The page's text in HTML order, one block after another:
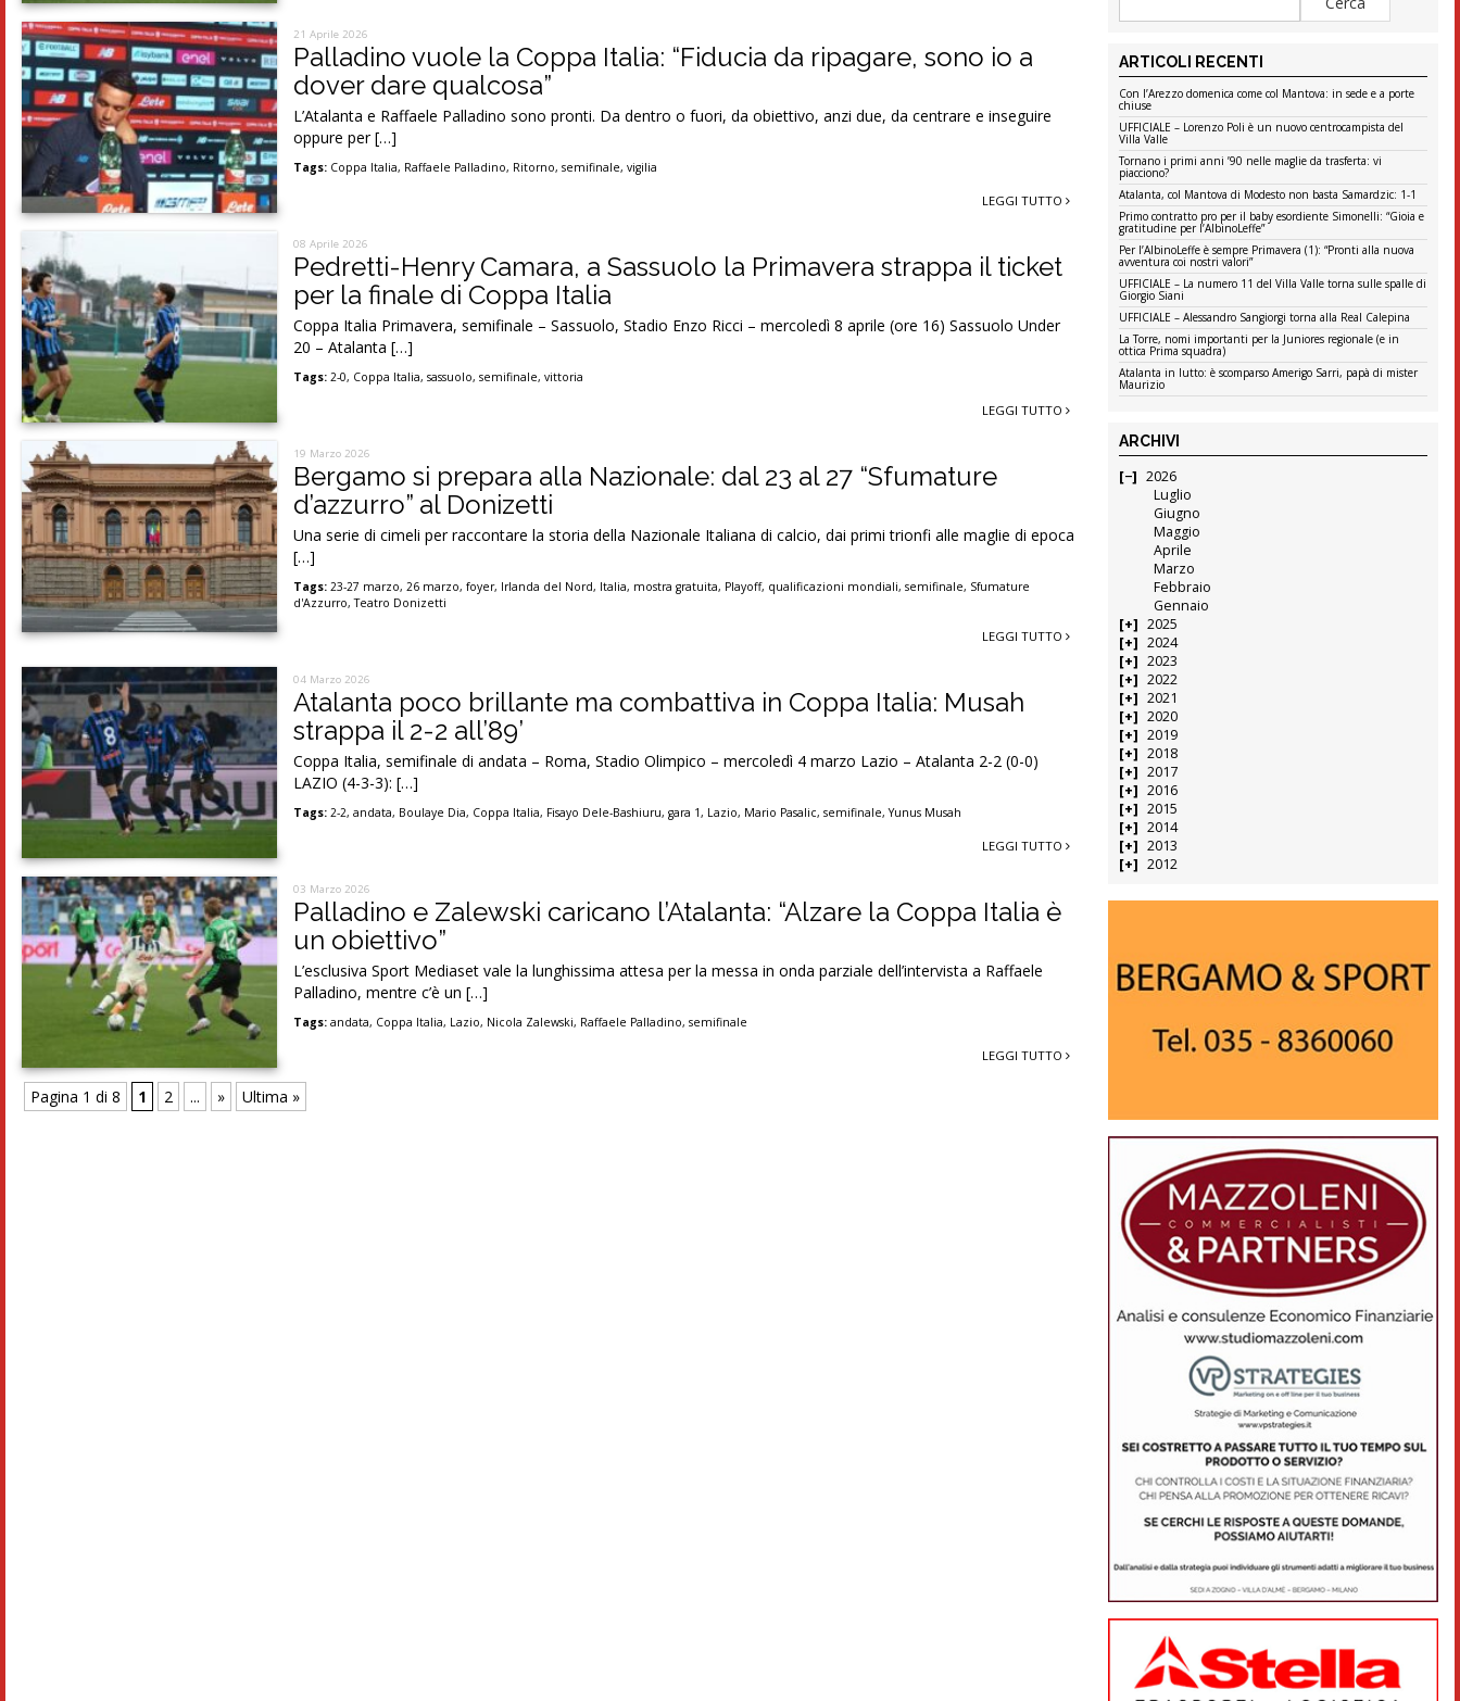
21 Aprile 2026
Palladino vuole la Coppa Italia: “Fiducia da ripagare, sono io a
dover dare qualcosa”
L’Atalanta e Raffaele Palladino sono pronti. Da dentro o fuori, da obiettivo, anzi due, da centrare e inseguire
oppure per […]
Tags: Coppa Italia, Raffaele Palladino, Ritorno,semifinale,vigilia
LEGGI TUTTO
08 Aprile 2026
Pedretti-Henry Camara, a Sassuolo la Primavera strappa il ticket
per la finale di Coppa Italia
Coppa Italia Primavera, semifinale – Sassuolo, Stadio Enzo Ricci – mercoledì 8 aprile (ore 16) Sassuolo Under
20 – Atalanta […]
Tags: 2-0, Coppa Italia,sassuolo,semifinale,vittoria
LEGGI TUTTO
19 Marzo 2026
Bergamo si prepara alla Nazionale: dal 23 al 27 “Sfumature
d’azzurro” al Donizetti
Una serie di cimeli per raccontare la storia della Nazionale Italiana di calcio, dai primi trionfi alle maglie di epoca
[…]
Tags: 23-27 marzo,26 marzo,foyer, Irlanda del Nord, Italia, mostra gratuita, Playoff, qualificazioni mondiali,semifinale, Sfumature
d'Azzurro,Teatro Donizetti
LEGGI TUTTO
04 Marzo 2026
Atalanta poco brillante ma combattiva in Coppa Italia: Musah
strappa il 2-2 all’89’
Coppa Italia, semifinale di andata – Roma, Stadio Olimpico – mercoledì 4 marzo Lazio – Atalanta 2-2 (0-0)
LAZIO (4-3-3): […]
Tags: 2-2,andata, Boulaye Dia, Coppa Italia, Fisayo Dele-Bashiuru,gara 1, Lazio, Mario Pasalic,semifinale,Yunus Musah
LEGGI TUTTO
03 Marzo 2026
Palladino e Zalewski caricano l’Atalanta: “Alzare la Coppa Italia è
un obiettivo”
L’esclusiva Sport Mediaset vale la lunghissima attesa per la messa in onda parziale dell’intervista a Raffaele
Palladino, mentre c’è un […]
Tags: andata, Coppa Italia, Lazio, Nicola Zalewski, Raffaele Palladino,semifinale
LEGGI TUTTO
Pagina 1 di 8 1 2 ... » Ultima »
ARTICOLI RECENTI
Con l’Arezzo domenica come col Mantova: in sede e a porte
chiuse
UFFICIALE – Lorenzo Poli è un nuovo centrocampista del
Villa Valle
Tornano i primi anni ’90 nelle maglie da trasferta: vi
piacciono?
Atalanta, col Mantova di Modesto non basta Samardzic: 1-1
Primo contratto pro per il baby esordiente Simonelli: “Gioia e
gratitudine per l’AlbinoLeffe”
Per l’AlbinoLeffe è sempre Primavera (1): “Pronti alla nuova
avventura coi nostri valori”
UFFICIALE – La numero 11 del Villa Valle torna sulle spalle di
Giorgio Siani
UFFICIALE – Alessandro Sangiorgi torna alla Real Calepina
La Torre, nomi importanti per la Juniores regionale (e in
ottica Prima squadra)
Atalanta in lutto: è scomparso Amerigo Sarri, papà di mister
Maurizio
ARCHIVI
2026
Luglio
Giugno
Maggio
Aprile
Marzo
Febbraio
Gennaio
2025
2024
2023
2022
2021
2020
2019
2018
2017
2016
2015
2014
2013
2012